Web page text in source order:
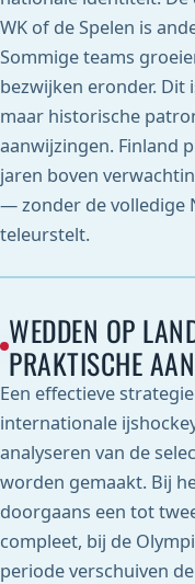
WK of de Spelen is
Sommige teams
bezwijken eronder. Dit
maar historische
aanwijzingen. Finland
jaren boven
— zonder de volledige
teleurstelt.
WEDDEN OP
PRAKTISCHE
Een effectieve
internationale
analyseren van de
worden gemaakt. Bij
doorgaans een tot
compleet, bij de
periode verschuiven